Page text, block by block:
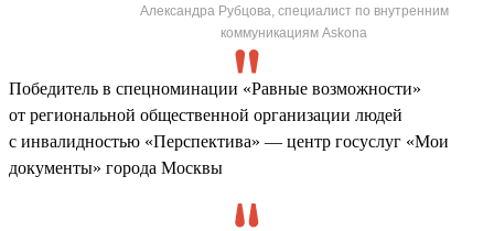
Александра Рубцова, специалист по внутренним
коммуникациям Askona
Победитель в спецноминации «Равные возможности»
от региональной общественной организации людей
с инвалидностью «Перспектива» — центр госуслуг «Мои
документы» города Москвы